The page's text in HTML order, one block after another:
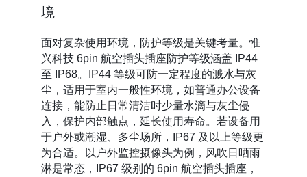
境
面对复杂使用环境，防护等级是关键考量。惟
兴科技 6pin 航空插头插座防护等级涵盖 IP44
至 IP68。IP44 等级可防一定程度的溅水与灰
尘，适用于室内一般性环境，如普通办公设备
连接，能防止日常清洁时少量水滴与灰尘侵
入，保护内部触点，延长使用寿命。若设备用
于户外或潮湿、多尘场所，IP67 及以上等级更
为合适。以户外监控摄像头为例，风吹日晒雨
淋是常态，IP67 级别的 6pin 航空插头插座，